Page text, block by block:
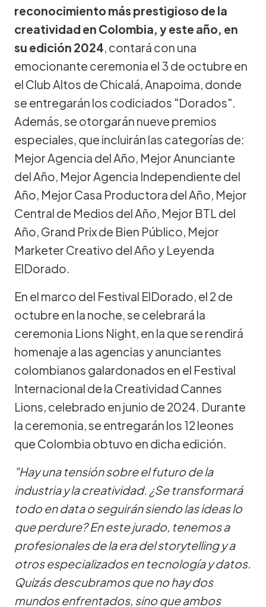
reconocimiento más prestigioso de la
creatividad en Colombia, y este año, en
su edición 2024, contará con una
emocionante ceremonia el 3 de octubre en
el Club Altos de Chicalá, Anapoima, donde
se entregarán los codiciados "Dorados".
Además, se otorgarán nueve premios
especiales, que incluirán las categorías de:
Mejor Agencia del Año, Mejor Anunciante
del Año, Mejor Agencia Independiente del
Año, Mejor Casa Productora del Año, Mejor
Central de Medios del Año, Mejor BTL del
Año, Grand Prix de Bien Público, Mejor
Marketer Creativo del Año y Leyenda
ElDorado.
En el marco del Festival ElDorado, el 2 de
octubre en la noche, se celebrará la
ceremonia Lions Night, en la que se rendirá
homenaje a las agencias y anunciantes
colombianos galardonados en el Festival
Internacional de la Creatividad Cannes
Lions, celebrado en junio de 2024. Durante
la ceremonia, se entregarán los 12 leones
que Colombia obtuvo en dicha edición.
"Hay una tensión sobre el futuro de la
industria y la creatividad. ¿Se transformará
todo en data o seguirán siendo las ideas lo
que perdure? En este jurado, tenemos a
profesionales de la era del storytelling y a
otros especializados en tecnología y datos.
Quizás descubramos que no hay dos
mundos enfrentados, sino que ambos